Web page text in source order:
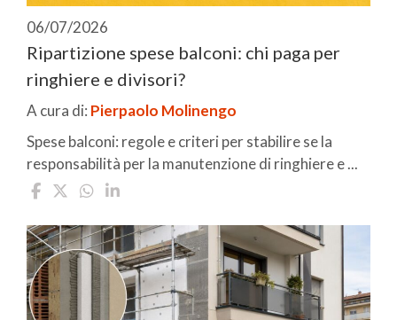
06/07/2026
Ripartizione spese balconi: chi paga per
ringhiere e divisori?
A cura di: Pierpaolo Molinengo
Spese balconi: regole e criteri per stabilire se la
responsabilità per la manutenzione di ringhiere e ...